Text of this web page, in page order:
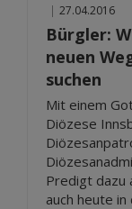
| 27.04.2016
Bürgler:
neuen
suchen
Mit einem
Diözese
Predigt dazu
auch heute in